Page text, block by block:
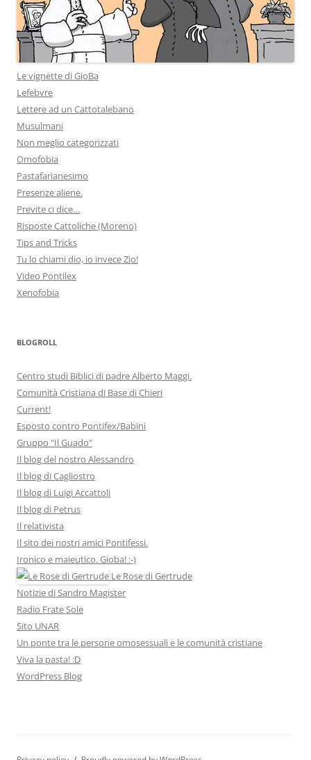
Le vignette di GioBa
Lefebvre
Lettere ad un Cattotalebano
Musulmani
Non meglio categorizzati
Omofobia
Pastafarianesimo
Presenze aliene.
Previte ci dice…
Risposte Cattoliche (Moreno)
Tips and Tricks
Tu lo chiami dio, io invece Zio!
Video Pontilex
Xenofobia
BLOGROLL
Centro studi Biblici di padre Alberto Maggi.
Comunità Cristiana di Base di Chieri
Current!
Esposto contro Pontifex/Babini
Gruppo "Il Guado"
Il blog del nostro Alessandro
Il blog di Cagliostro
Il blog di Luigi Accattoli
Il blog di Petrus
Il relativista
Il sito dei nostri amici Pontifessi.
Ironico e maieutico. Gioba! :-)
Le Rose di Gertrude
Notizie di Sandro Magister
Radio Frate Sole
Sito UNAR
Un ponte tra le persone omosessuali e le comunità cristiane
Viva la pasta! :D
WordPress Blog